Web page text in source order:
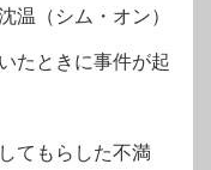
温（シム・オン）
たときに事件が起
てもらした不満